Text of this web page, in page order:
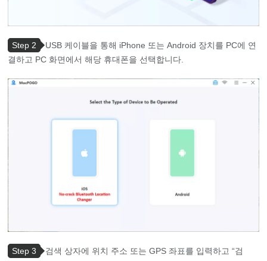
Step 2
USB 케이블을 통해 iPhone 또는 Android 장치를 PC에 연
결하고 PC 화면에서 해당 휴대폰을 선택합니다.
Step 3
검색 상자에 위치 주소 또는 GPS 좌표를 입력하고 “검